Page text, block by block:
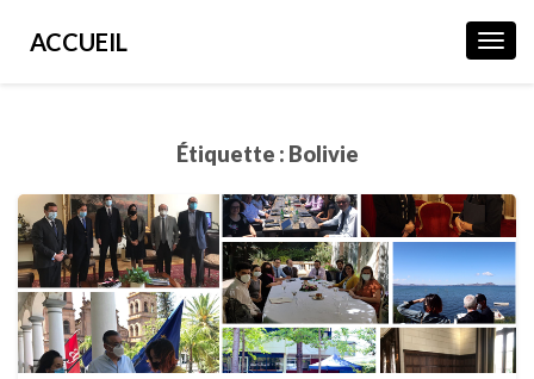
ACCUEIL
Étiquette : Bolivie